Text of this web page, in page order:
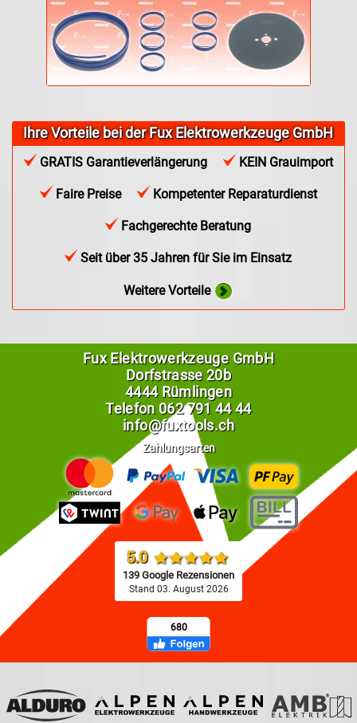
Ihre Vorteile bei der Fux Elektrowerkzeuge GmbH
GRATIS Garantieverlängerung KEIN Grauimport
Faire Preise Kompetenter Reparaturdienst
Fachgerechte Beratung
Seit über 35 Jahren für Sie im Einsatz
Weitere Vorteile
Fux Elektrowerkzeuge GmbH
Dorfstrasse 20b
4444 Rümlingen
Telefon 062 791 44 44
info@fuxtools.ch
Zahlungsarten
5.0
139 Google Rezensionen
Stand 03. August 2026
680